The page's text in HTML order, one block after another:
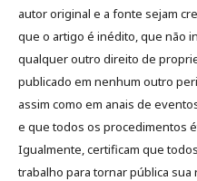
autor original e a fonte sejam
que o artigo é inédito, que não
qualquer outro direito de
publicado em nenhum outro
assim como em anais de
e que todos os procedimentos
Igualmente, certificam que
trabalho para tornar pública